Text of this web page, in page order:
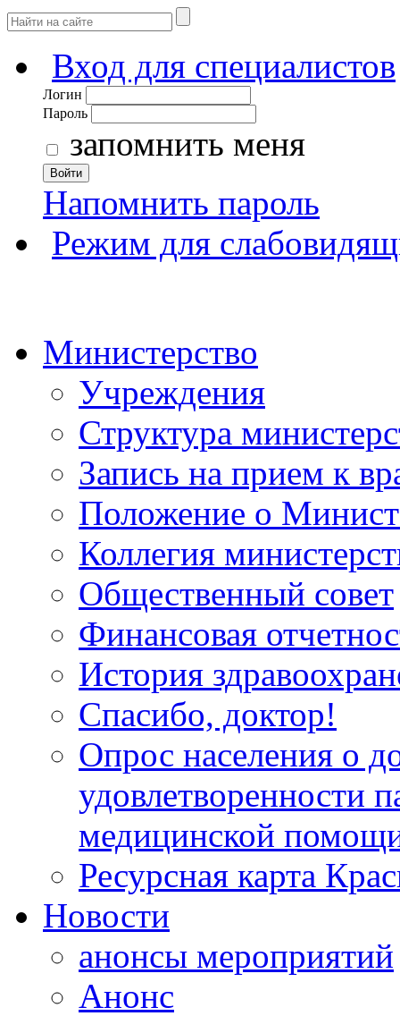
Вход для специалистов
Логин
Пароль
запомнить меня
Войти
Напомнить пароль
Режим для
Министерство
Учреждения
Структура
Запись на прием к
Положение о
Коллегия
Общественный совет
Финансовая
История
Спасибо, доктор!
Опрос населения о
удовлетворенности
медицинской
Ресурсная карта
Новости
анонсы мероприятий
Анонс